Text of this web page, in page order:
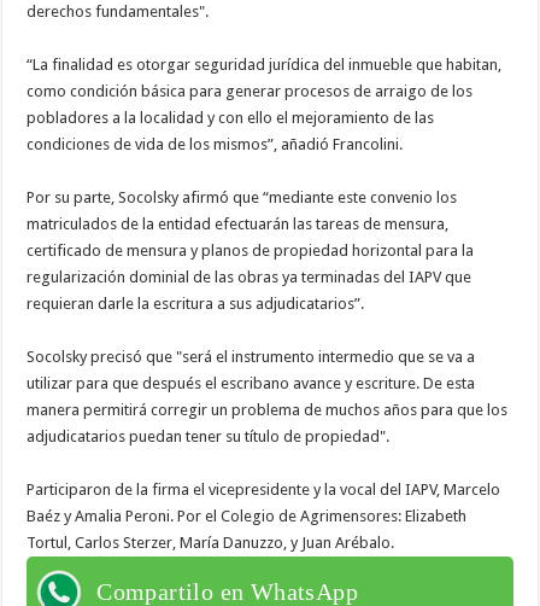
derechos fundamentales".
“La finalidad es otorgar seguridad jurídica del inmueble que habitan,
como condición básica para generar procesos de arraigo de los
pobladores a la localidad y con ello el mejoramiento de las
condiciones de vida de los mismos”, añadió Francolini.
Por su parte, Socolsky afirmó que “mediante este convenio los
matriculados de la entidad efectuarán las tareas de mensura,
certificado de mensura y planos de propiedad horizontal para la
regularización dominial de las obras ya terminadas del IAPV que
requieran darle la escritura a sus adjudicatarios”.
Socolsky precisó que "será el instrumento intermedio que se va a
utilizar para que después el escribano avance y escriture. De esta
manera permitirá corregir un problema de muchos años para que los
adjudicatarios puedan tener su título de propiedad".
Participaron de la firma el vicepresidente y la vocal del IAPV, Marcelo
Baéz y Amalia Peroni. Por el Colegio de Agrimensores: Elizabeth
Tortul, Carlos Sterzer, María Danuzzo, y Juan Arébalo.
Compartilo en WhatsApp